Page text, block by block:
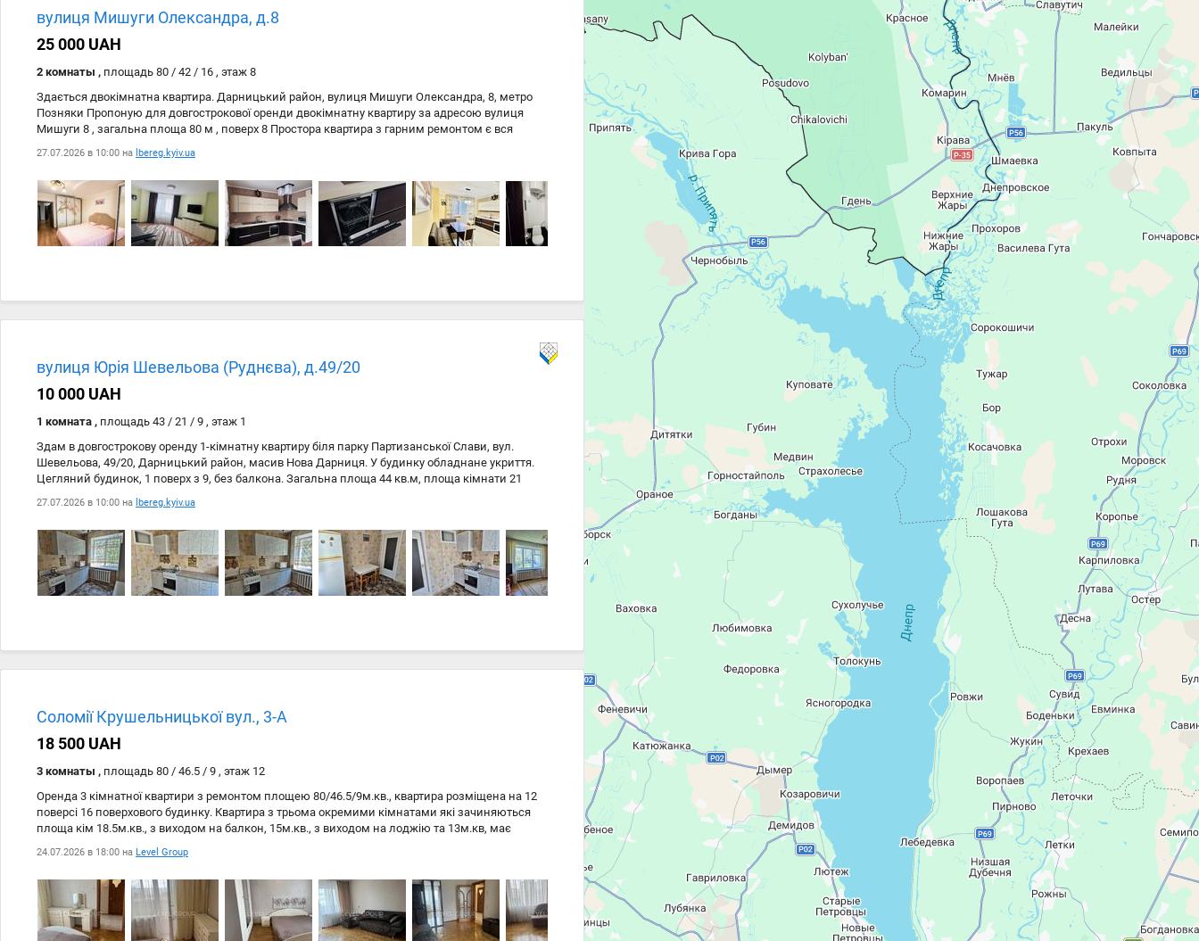
вулиця Мишуги Олександра, д.8
25 000 UAH
2 комнаты , площадь 80 / 42 / 16 , этаж 8
Здається двокімнатна квартира. Дарницький район, вулиця Мишуги Олександра, 8, метро
Позняки Пропоную для довгострокової оренди двокімнатну квартиру за адресою вулиця
Мишуги 8 , загальна площа 80 м , поверх 8 Простора квартира з гарним ремонтом є вся
необхідна мебель і побутова техніка для комфортного проживання Посудомийна машина ,
електрочайник , холодильник, варильна панель , мікрохвильова піч, духова шафа, пилосос,
пральна машина, телевізор, , бойлер. Поряд метро Позняки.
27.07.2026 в 10:00 на lbereg.kyiv.ua
вулиця Юрія Шевельова (Руднєва), д.49/20
10 000 UAH
1 комната , площадь 43 / 21 / 9 , этаж 1
Здам в довгострокову оренду 1-кімнатну квартиру біля парку Партизанської Слави, вул.
Шевельова, 49/20, Дарницький район, масив Нова Дарниця. У будинку обладнане укриття.
Цегляний будинок, 1 поверх з 9, без балкона. Загальна площа 44 кв.м, площа кімнати 21
кв.м, кухні 9 кв.м, санвузол роздільний. В наявності все необхідне для комфортного
проживання. Квартира чиста, світла та простора. Для любителів природи поруч сосновий
лісопарк Партизанської Слави з озерами, велодоріжками, мотузковим парком,
атракціонами, кафешками, ресторанами відмінне місце для відпочинку та занять спортом....
27.07.2026 в 10:00 на lbereg.kyiv.ua
Соломії Крушельницької вул., 3-А
18 500 UAH
3 комнаты , площадь 80 / 46.5 / 9 , этаж 12
Оренда 3 кімнатної квартири з ремонтом площею 80/46.5/9м.кв., квартира розміщена на 12
поверсі 16 поверхового будинку. Квартира з трьома окремими кімнатами які зачиняються
площа кім 18.5м.кв., з виходом на балкон, 15м.кв., з виходом на лоджію та 13м.кв, має
просторий хол 14м.кв, та кухню 9м.кв., з виходом на лоджію. Квартира укомплектована
меблями та технікою. В будинку замінений ліфт. Чудова розвинена інфраструктура, 10
хвилин пішки до метро Позняки, ТРЦ Піраміда і т.д. Ціна 18500грн +комунальні + залог. .
24.07.2026 в 18:00 на Level Group